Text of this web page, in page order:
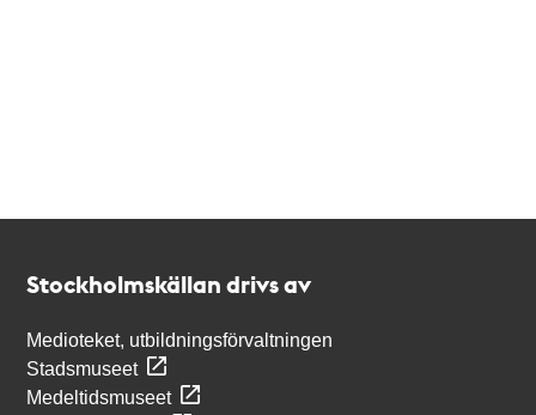
Stockholmskällan drivs av
Medioteket, utbildningsförvaltningen
Stadsmuseet
Medeltidsmuseet